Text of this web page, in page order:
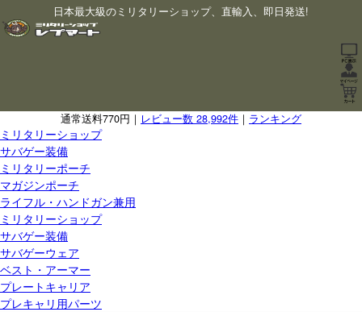
日本最大級のミリタリーショップ、直輸入、即日発送!
通常送料770円｜ レビュー数 28,992件 ｜ ランキング
ミリタリーショップ
サバゲー装備
ミリタリーポーチ
マガジンポーチ
ライフル・ハンドガン兼用
ミリタリーショップ
サバゲー装備
サバゲーウェア
ベスト・アーマー
プレートキャリア
プレキャリ用パーツ